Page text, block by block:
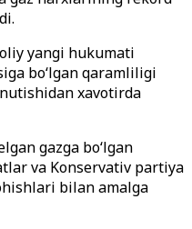
yangi hukumati
bo‘lgan qaramliligi
xavotirda
gazga bo‘lgan
va Konservativ partiya
bilan amalga